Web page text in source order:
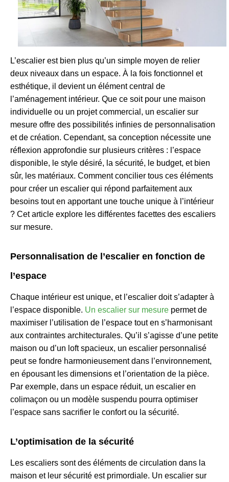
L’escalier est bien plus qu’un simple moyen de relier
deux niveaux dans un espace. À la fois fonctionnel et
esthétique, il devient un élément central de
l’aménagement intérieur. Que ce soit pour une maison
individuelle ou un projet commercial, un escalier sur
mesure offre des possibilités infinies de personnalisation
et de création. Cependant, sa conception nécessite une
réflexion approfondie sur plusieurs critères : l’espace
disponible, le style désiré, la sécurité, le budget, et bien
sûr, les matériaux. Comment concilier tous ces éléments
pour créer un escalier qui répond parfaitement aux
besoins tout en apportant une touche unique à l’intérieur
? Cet article explore les différentes facettes des escaliers
sur mesure.
Personnalisation de l’escalier en fonction de
l’espace
Chaque intérieur est unique, et l’escalier doit s’adapter à
l’espace disponible. Un escalier sur mesure permet de
maximiser l’utilisation de l’espace tout en s’harmonisant
aux contraintes architecturales. Qu’il s’agisse d’une petite
maison ou d’un loft spacieux, un escalier personnalisé
peut se fondre harmonieusement dans l’environnement,
en épousant les dimensions et l’orientation de la pièce.
Par exemple, dans un espace réduit, un escalier en
colimaçon ou un modèle suspendu pourra optimiser
l’espace sans sacrifier le confort ou la sécurité.
L’optimisation de la sécurité
Les escaliers sont des éléments de circulation dans la
maison et leur sécurité est primordiale. Un escalier sur